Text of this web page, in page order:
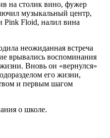
на столик вино, фужер
музыкальный центр,
Pink Floid, налил вина
неожиданная встреча
врывались воспоминания
Вновь он «вернулся»
его жизни,
и первым шагом
о школе.